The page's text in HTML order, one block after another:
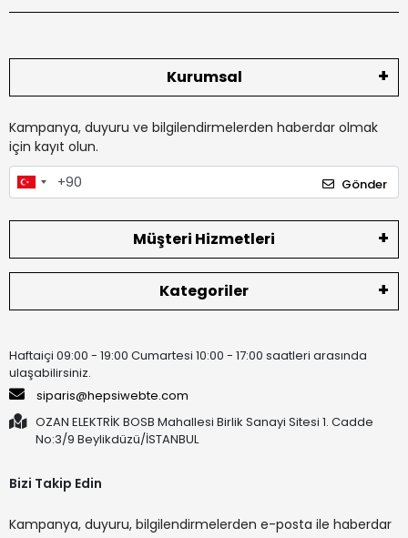
Kurumsal
Kampanya, duyuru ve bilgilendirmelerden haberdar olmak
için kayıt olun.
Gönder
Müşteri Hizmetleri
Kategoriler
Haftaiçi 09:00 - 19:00 Cumartesi 10:00 - 17:00 saatleri arasında
ulaşabilirsiniz.
siparis@hepsiwebte.com
OZAN ELEKTRİK BOSB Mahallesi Birlik Sanayi Sitesi 1. Cadde
No:3/9 Beylikdüzü/İSTANBUL
Bizi Takip Edin
Kampanya, duyuru, bilgilendirmelerden e-posta ile haberdar